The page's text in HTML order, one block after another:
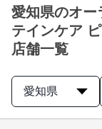
愛知県のオ
テインケア
店舗一覧
愛知県